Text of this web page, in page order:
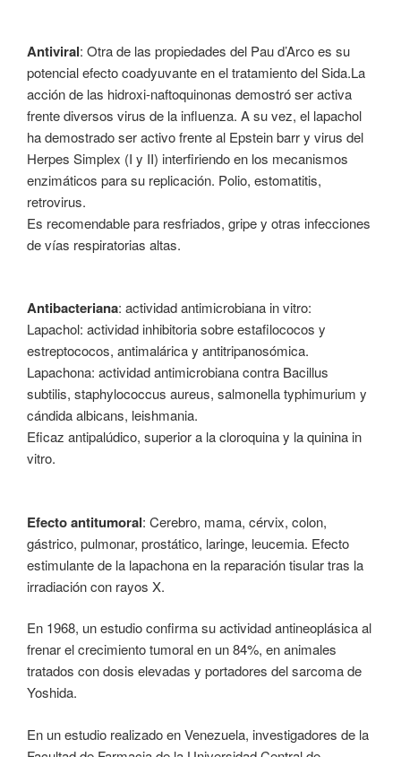
Antiviral: Otra de las propiedades del Pau d’Arco es su
potencial efecto coadyuvante en el tratamiento del Sida.La
acción de las hidroxi-naftoquinonas demostró ser activa
frente diversos virus de la influenza. A su vez, el lapachol
ha demostrado ser activo frente al Epstein barr y virus del
Herpes Simplex (I y II) interfiriendo en los mecanismos
enzimáticos para su replicación. Polio, estomatitis,
retrovirus.
Es recomendable para resfriados, gripe y otras infecciones
de vías respiratorias altas.
Antibacteriana: actividad antimicrobiana in vitro:
Lapachol: actividad inhibitoria sobre estafilococos y
estreptococos, antimalárica y antitripanosómica.
Lapachona: actividad antimicrobiana contra Bacillus
subtilis, staphylococcus aureus, salmonella typhimurium y
cándida albicans, leishmania.
Eficaz antipalúdico, superior a la cloroquina y la quinina in
vitro.
Efecto antitumoral: Cerebro, mama, cérvix, colon,
gástrico, pulmonar, prostático, laringe, leucemia. Efecto
estimulante de la lapachona en la reparación tisular tras la
irradiación con rayos X.
En 1968, un estudio confirma su actividad antineoplásica al
frenar el crecimiento tumoral en un 84%, en animales
tratados con dosis elevadas y portadores del sarcoma de
Yoshida.
En un estudio realizado en Venezuela, investigadores de la